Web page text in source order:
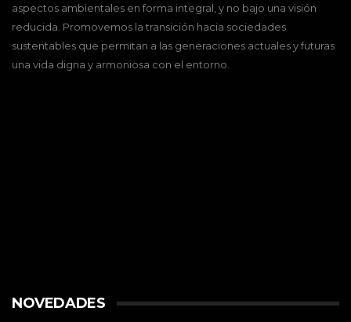
aspectos ambientales en forma integral, y no bajo una visión
reducida. Promovemos la transición hacia sociedades
sustentables que permitan a las generaciones actuales y futuras
una vida digna y armoniosa con el entorno.
NOVEDADES